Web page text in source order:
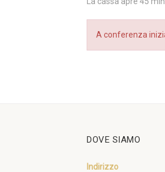
A conferenza
DOVE SIAMO
Indirizzo